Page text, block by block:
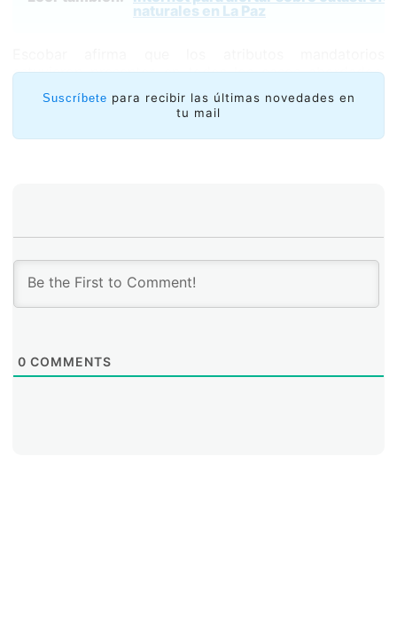
naturales en La Paz
estuvieron presentes en todos los casos abordados,
por la propia naturaleza del protocolo BGP. Todos los
cambios realizados por los administradores de la red,
anunciados a los pares BGP y así sucesivamente la
presentándose, quizás por prácticas heredadas o
posible falta de información adecuada. El trabajo
buscó resaltar las experiencias de grandes de la
en la red interna.
Suscríbete para recibir las últimas novedades en
tu mail
0 COMMENTS